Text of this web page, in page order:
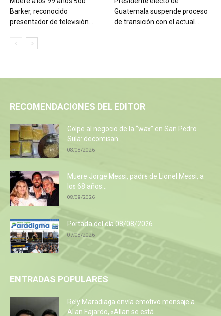
Barker, reconocido
presentador de televisión...
Guatemala suspende proceso
de transición con el actual...
RECOMENDACIONES DEL EDITOR
Golpe al negocio de la “wax” en San Pedro
Sula: decomisan...
08/08/2026
Muere Jorge Messi, padre de Lionel Messi, a
los 68 años...
08/08/2026
Portada del día 08/08/2026
07/08/2026
ENTRADAS POPULARES
Rely Maradiaga envía emotivo mensaje a
Allan Fajardo, «Allan se está...